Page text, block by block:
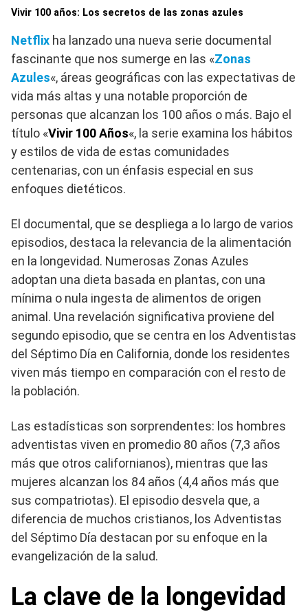
Vivir 100 años: Los secretos de las zonas azules
Netflix ha lanzado una nueva serie documental
fascinante que nos sumerge en las «Zonas
Azules«, áreas geográficas con las expectativas de
vida más altas y una notable proporción de
personas que alcanzan los 100 años o más. Bajo el
título «Vivir 100 Años«, la serie examina los hábitos
y estilos de vida de estas comunidades
centenarias, con un énfasis especial en sus
enfoques dietéticos.
El documental, que se despliega a lo largo de varios
episodios, destaca la relevancia de la alimentación
en la longevidad. Numerosas Zonas Azules
adoptan una dieta basada en plantas, con una
mínima o nula ingesta de alimentos de origen
animal. Una revelación significativa proviene del
segundo episodio, que se centra en los Adventistas
del Séptimo Día en California, donde los residentes
viven más tiempo en comparación con el resto de
la población.
Las estadísticas son sorprendentes: los hombres
adventistas viven en promedio 80 años (7,3 años
más que otros californianos), mientras que las
mujeres alcanzan los 84 años (4,4 años más que
sus compatriotas). El episodio desvela que, a
diferencia de muchos cristianos, los Adventistas
del Séptimo Día destacan por su enfoque en la
evangelización de la salud.
La clave de la longevidad